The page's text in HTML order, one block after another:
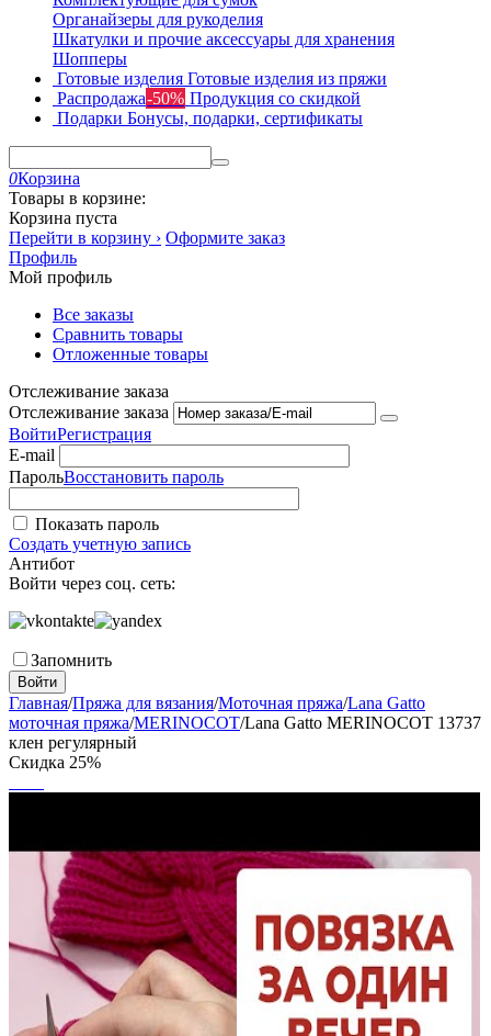
Органайзеры для рукоделия
Шкатулки и прочие аксессуары для хранения
Шопперы
Готовые изделия Готовые изделия из пряжи
Распродажа-50% Продукция со скидкой
Подарки Бонусы, подарки, сертификаты
0Корзина
Товары в корзине:
Корзина пуста
Перейти в корзину › Оформите заказ
Профиль
Мой профиль
Все заказы
Сравнить товары
Отложенные товары
Отслеживание заказа
Отслеживание заказа
ВойтиРегистрация
E-mail
ПарольВосстановить пароль
Показать пароль
Создать учетную запись
Антибот
Войти через соц. сеть:
Запомнить
Войти
Главная/Пряжа для вязания/Моточная пряжа/Lana Gatto
моточная пряжа/MERINOCOT/Lana Gatto MERINOCOT 13737
клен регулярный
Скидка 25%